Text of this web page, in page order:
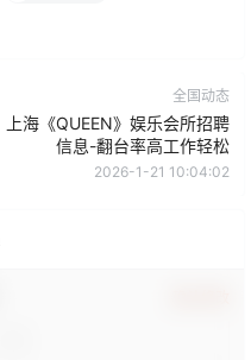
全国动态
上海《QUEEN》娱乐会所招聘
信息-翻台率高工作轻松
2026-1-21 10:04:02